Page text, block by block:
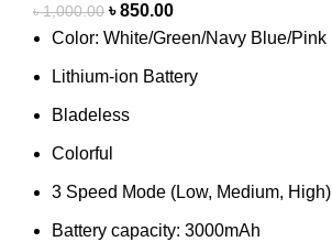
৳1,000.00 ৳850.00
Color: White/Green/Navy Blue/Pink
Lithium-ion Battery
Bladeless
Colorful
3 Speed Mode (Low, Medium, High)
Battery capacity: 3000mAh